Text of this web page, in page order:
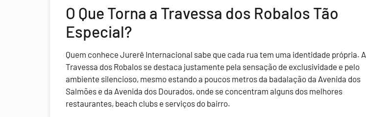
O Que Torna a Travessa dos Robalos Tão
Especial?
Quem conhece Jurerê Internacional sabe que cada rua tem uma identidade própria. A
Travessa dos Robalos se destaca justamente pela sensação de exclusividade e pelo
ambiente silencioso, mesmo estando a poucos metros da badalação da Avenida dos
Salmões e da Avenida dos Dourados, onde se concentram alguns dos melhores
restaurantes, beach clubs e serviços do bairro.